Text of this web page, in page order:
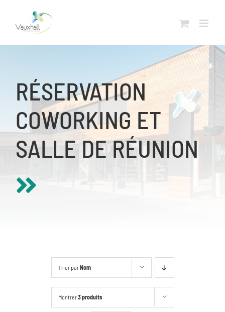
RÉSERVATION
COWORKING ET
SALLE DE RÉUNION
Trier parNom
Montrer3 produits